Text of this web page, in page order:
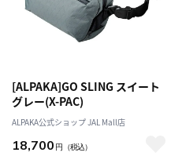
[ALPAKA]GO SLING スイート
グレー(X-PAC)
ALPAKA公式ショップ JAL Mall店
18,700 円 （税込）